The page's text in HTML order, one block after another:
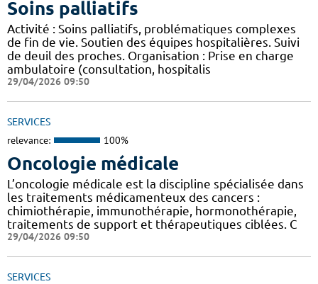
Soins palliatifs
Activité : Soins palliatifs, problématiques complexes
de fin de vie. Soutien des équipes hospitalières. Suivi
de deuil des proches. Organisation : Prise en charge
ambulatoire (consultation, hospitalis
29/04/2026 09:50
SERVICES
relevance: 100%
Oncologie médicale
L’oncologie médicale est la discipline spécialisée dans
les traitements médicamenteux des cancers :
chimiothérapie, immunothérapie, hormonothérapie,
traitements de support et thérapeutiques ciblées. C
29/04/2026 09:50
SERVICES